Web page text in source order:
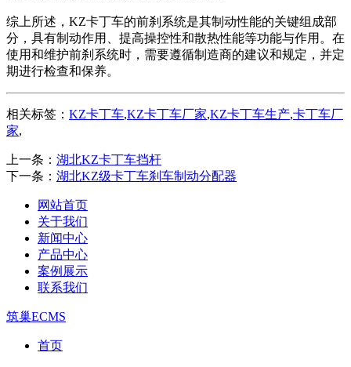
综上所述，KZ卡丁车的前刹系统是其制动性能的关键组成部
分，具有制动作用、提高操控性和散热性能等功能与作用。在
使用和维护前刹系统时，需要遵循制造商的建议和规定，并定
期进行检查和保养。
相关标签： KZ卡丁车,KZ卡丁车厂家,KZ卡丁车生产,卡丁车厂
家,
上一条： 湖北KZ卡丁车挡杆
下一条： 湖北KZ级卡丁车刹车制动分配器
网站首页
关于我们
新闻中心
产品中心
案例展示
联系我们
筑巢ECMS
首页